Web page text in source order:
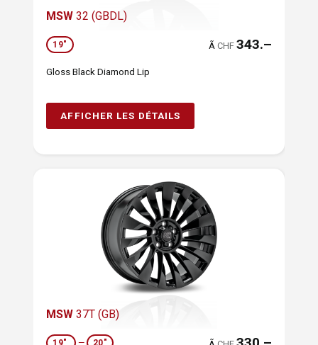
MSW 32 (GBDL)
19" ÃCHF 343.–
Gloss Black Diamond Lip
AFFICHER LES DÉTAILS
MSW 37T (GB)
19" — 20"